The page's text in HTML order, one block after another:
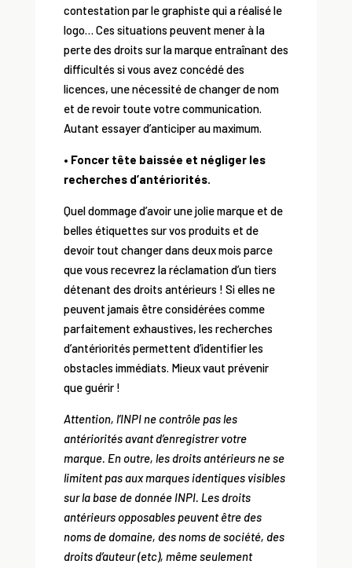
contestation par le graphiste qui a réalisé le
logo… Ces situations peuvent mener à la
perte des droits sur la marque entraînant des
difficultés si vous avez concédé des
licences, une nécessité de changer de nom
et de revoir toute votre communication.
Autant essayer d’anticiper au maximum.
• Foncer tête baissée et négliger les
recherches d’antériorités.
Quel dommage d’avoir une jolie marque et de
belles étiquettes sur vos produits et de
devoir tout changer dans deux mois parce
que vous recevrez la réclamation d’un tiers
détenant des droits antérieurs ! Si elles ne
peuvent jamais être considérées comme
parfaitement exhaustives, les recherches
d’antériorités permettent d’identifier les
obstacles immédiats. Mieux vaut prévenir
que guérir !
Attention, l’INPI ne contrôle pas les
antériorités avant d’enregistrer votre
marque. En outre, les droits antérieurs ne se
limitent pas aux marques identiques visibles
sur la base de donnée INPI. Les droits
antérieurs opposables peuvent être des
noms de domaine, des noms de société, des
droits d’auteur (etc), même seulement